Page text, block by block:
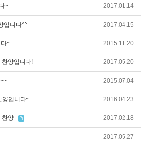
~ 2017.01.14
입니다^^ 2017.04.15
~ 2015.11.20
찬양입니다! 2017.05.20
2015.07.04
양입니다~ 2016.04.23
찬양 2017.02.18
2017.05.27